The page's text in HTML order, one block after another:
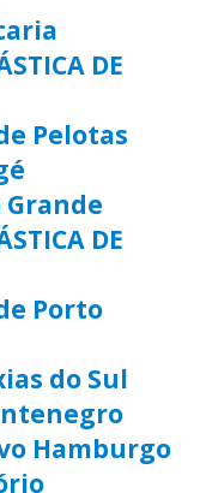
DE
Pelotas
Grande
DE
Porto
do Sul
Hamburgo